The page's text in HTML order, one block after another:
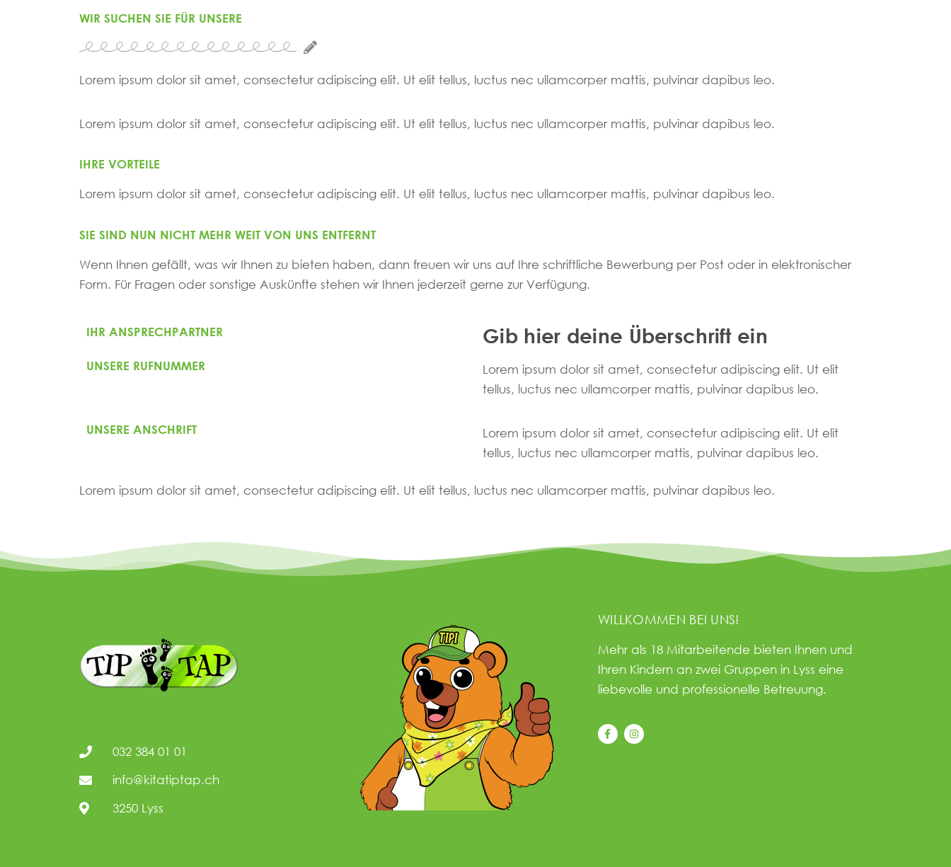
WIR SUCHEN SIE FÜR UNSERE
Lorem ipsum dolor sit amet, consectetur adipiscing elit. Ut elit tellus, luctus nec ullamcorper mattis, pulvinar dapibus leo.
Lorem ipsum dolor sit amet, consectetur adipiscing elit. Ut elit tellus, luctus nec ullamcorper mattis, pulvinar dapibus leo.
IHRE VORTEILE
Lorem ipsum dolor sit amet, consectetur adipiscing elit. Ut elit tellus, luctus nec ullamcorper mattis, pulvinar dapibus leo.
SIE SIND NUN NICHT MEHR WEIT VON UNS ENTFERNT
Wenn Ihnen gefällt, was wir Ihnen zu bieten haben, dann freuen wir uns auf Ihre schriftliche Bewerbung per Post oder in elektronischer
Form. Für Fragen oder sonstige Auskünfte stehen wir Ihnen jederzeit gerne zur Verfügung.
IHR ANSPRECHPARTNER Gib hier deine Überschrift ein
UNSERE RUFNUMMER
Lorem ipsum dolor sit amet, consectetur adipiscing elit. Ut elit
tellus, luctus nec ullamcorper mattis, pulvinar dapibus leo.
UNSERE ANSCHRIFT
Lorem ipsum dolor sit amet, consectetur adipiscing elit. Ut elit
tellus, luctus nec ullamcorper mattis, pulvinar dapibus leo.
Lorem ipsum dolor sit amet, consectetur adipiscing elit. Ut elit tellus, luctus nec ullamcorper mattis, pulvinar dapibus leo.
032 384 01 01
info@kitatiptap.ch
3250 Lyss
WILLKOMMEN BEI UNS!
Mehr als 18 Mitarbeitende bieten Ihnen und
Ihren Kindern an zwei Gruppen in Lyss eine
liebevolle und professionelle Betreuung.